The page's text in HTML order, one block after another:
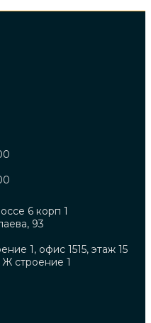
6 корп 1
93
1, офис 1515, этаж 15
строение 1